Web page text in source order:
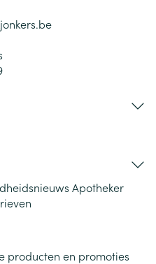
Apotheker
producten en promoties